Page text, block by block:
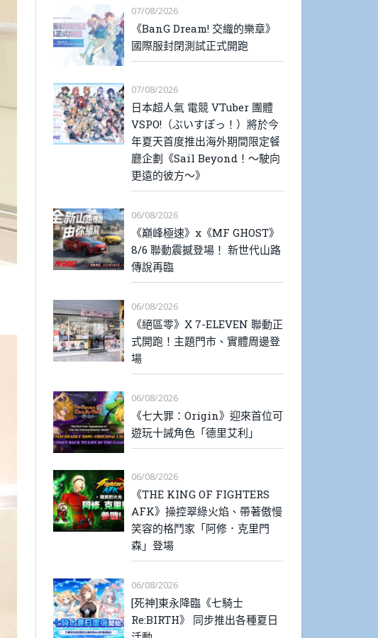
07/08/2026
《BanG Dream! 交織的樂章》
國際服封閉測試正式開跑
07/08/2026
日本超人氣 電競 VTuber 團體
VSPO!（ぶいすぽっ！）將於今
年夏天首度推出海外期間限定餐
廳企劃《Sail Beyond！～駛向
更遠的彼方～》
06/08/2026
《巔峰極速》x《MF GHOST》
8/6 聯動震撼登場！ 新世代山路
傳說再臨
06/08/2026
《絕區零》X 7-ELEVEN 聯動正
式開跑！主題門市、實體周邊登
場
06/08/2026
《七大罪：Origin》迎來首位可
遊玩十誡角色「德里艾利」
06/08/2026
《THE KING OF FIGHTERS
AFK》操控翠綠火焰、帶著傲慢
笑容的格鬥家「阿修．克里門
森」登場
06/08/2026
[死神]東永降臨《七騎士
Re:BIRTH》 同步推出各種夏日